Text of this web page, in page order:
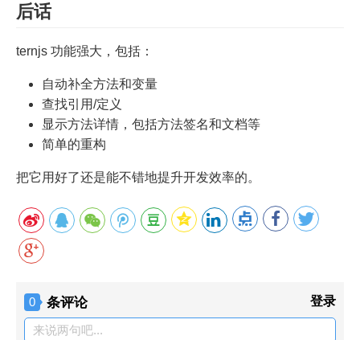
后话
ternjs 功能强大，包括：
自动补全方法和变量
查找引用/定义
显示方法详情，包括方法签名和文档等
简单的重构
把它用好了还是能不错地提升开发效率的。
0 条评论 登录
来说两句吧...